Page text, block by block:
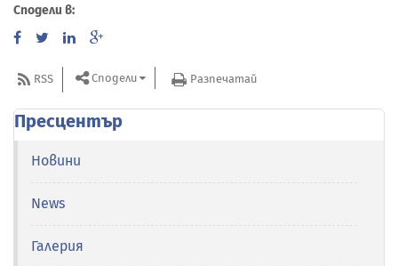
Сподели в:
RSS Сподели Разпечатай
Пресцентър
Новини
News
Галерия